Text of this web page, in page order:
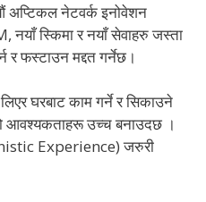
नेटवर्क इनोवेशन
नयाँ स्किमा र नयाँ सेवाहरु जस्ता
फस्टाउन मद्दत गर्नेछ।
घरबाट काम गर्ने र सिकाउने
आवश्यकताहरू उच्च बनाउदछ ।
Experience) जरुरी